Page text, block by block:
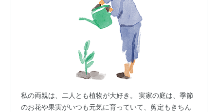
私の両親は、二人とも植物が大好き。 実家の庭は、季節
のお花や果実がいつも元気に育っていて、剪定もきちん